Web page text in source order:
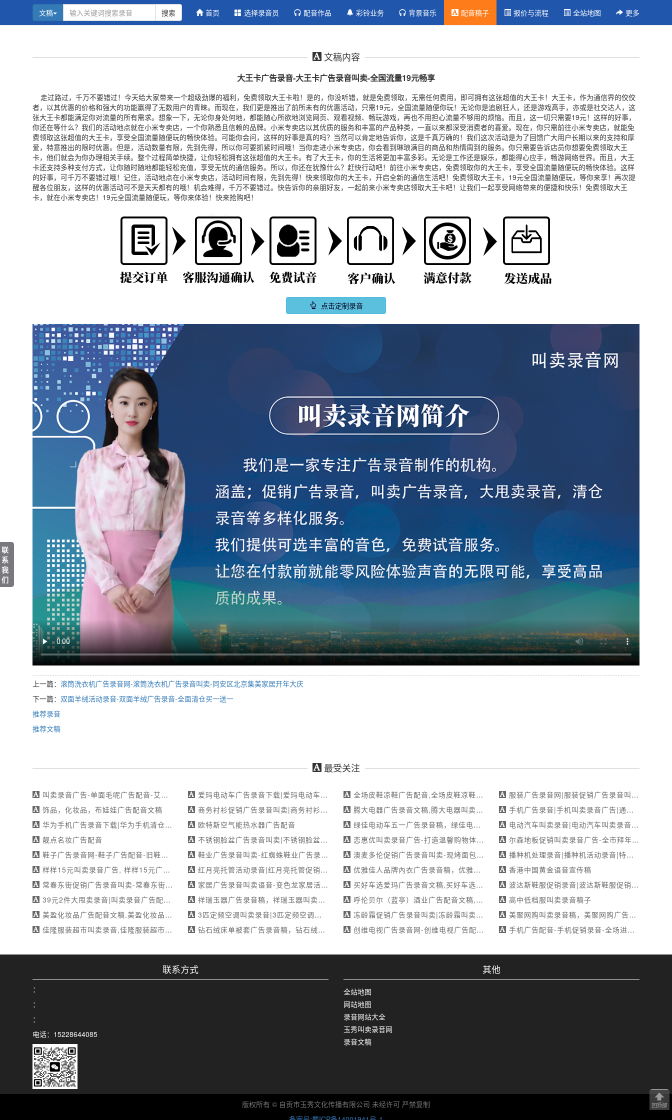
文稿 搜索 首页 选择录音员 配音作品 彩铃业务 背景音乐 配音稿子 报价与流程 全站地图 更多
文稿内容
大王卡广告录音-大王卡广告录音叫卖-全国流量19元畅享
走过路过，千万不要错过！今天给大家带来一个超级劲爆的福利，免费领取大王卡啦！是的，你没听错，就是免费领取，无需任何费用，即可拥有这张超值的大王卡！大王卡，作为通信界的佼佼
者，以其优惠的价格和强大的功能赢得了无数用户的青睐。而现在，我们更是推出了前所未有的优惠活动，只需19元，全国流量随便你玩！无论你是追剧狂人，还是游戏高手，亦或是社交达人，这
张大王卡都能满足你对流量的所有需求。想象一下，无论你身处何地，都能随心所欲地浏览网页、观看视频、畅玩游戏，再也不用担心流量不够用的烦恼。而且，这一切只需要19元！这样的好事，
你还在等什么？我们的活动地点就在小米专卖店，一个你熟悉且信赖的品牌。小米专卖店以其优质的服务和丰富的产品种类，一直以来都深受消费者的喜爱。现在，你只需前往小米专卖店，就能免
费领取这张超值的大王卡，享受全国流量随便玩的畅快体验。可能你会问，这样的好事是真的吗？当然可以肯定地告诉你，这是千真万确的！我们这次活动是为了回馈广大用户长期以来的支持和厚
爱，特意推出的限时优惠。但是，活动数量有限，先到先得，所以你可要抓紧时间哦！当你走进小米专卖店，你会看到琳琅满目的商品和热情周到的服务。你只需要告诉店员你想要免费领取大王
卡，他们就会为你办理相关手续。整个过程简单快捷，让你轻松拥有这张超值的大王卡。有了大王卡，你的生活将更加丰富多彩。无论是工作还是娱乐，都能得心应手，畅游网络世界。而且，大王
卡还支持多种支付方式，让你随时随地都能轻松充值，享受无忧的通信服务。所以，你还在犹豫什么？赶快行动吧！前往小米专卖店，免费领取你的大王卡，享受全国流量随便玩的畅快体验。这样
的好事，可千万不要错过哦！记住，活动地点在小米专卖店，活动时间有限，先到先得！快来领取你的大王卡，开启全新的通信生活吧！免费领取大王卡，19元全国流量随便玩，等你来享！再次提
醒各位朋友，这样的优惠活动可不是天天都有的哦！机会难得，千万不要错过。快告诉你的亲朋好友，一起前来小米专卖店领取大王卡吧！让我们一起享受网络带来的便捷和快乐！免费领取大王
卡，就在小米专卖店！19元全国流量随便玩，等你来体验！快来抢购吧！
点击定制录音
上一篇： 滚筒洗衣机广告录音网-滚筒洗衣机广告录音叫卖-同安区北京集美家居开年大庆
下一篇： 双面羊绒活动录音-双面羊绒广告录音-全面清仓买一送一
推荐录音
推荐文稿
最受关注
叫卖录音广告-单面毛呢广告配音-艾莱依百万大衣工厂直销-专注配音服务
饰品，化妆品，布娃娃广告配音文稿
华为手机广告录音下载|华为手机清仓录音|广信华为手机工厂店超值优惠-玉秀文化-真人试音
靓点名妆广告配音
鞋子广告录音网-鞋子广告配音-旧鞋当钱用，鸿程鞋店佳节大回馈！-专业承接各类广告录制作
样样15元叫卖录音广告, 样样15元广告录音叫卖, 真人免费试音, 工厂直销, 精品童装
常春东街促销广告录音叫卖-常春东街广告录音网-特惠房源回馈盛宴
39元2件大甩卖录音|叫卖录音广告配音-mp3下载
美盈化妆品广告配音文稿,美盈化妆品广告录音文稿,美盈化妆品叫卖录音文稿
佳隆服装超市叫卖录音,佳隆服装超市广告配音,佳隆服装超市广告录音
爱玛电动车广告录音下载|爱玛电动车促销叫卖录音广告|国庆特惠-真人录音下载
商务衬衫促销广告录音叫卖|商务衬衫广告录音叫卖|全城震撼价-mp3制作
欧特斯空气能热水器广告配音
不锈钢脸盆广告录音叫卖|不锈钢脸盆促销录音-专业配音团队
鞋业广告录音叫卖-红蜘蛛鞋业广告录音网-五一特惠震撼来袭-满足您的个性化需求
红月亮托管活动录音|红月亮托管促销叫卖录音广告|新学期特惠开启-专注配音服务
家居广告录音叫卖语音-变色龙家居活动录音-品牌升级清仓大促-专业承接各类广告录制作
祥瑞玉器广告录音稿，祥瑞玉器叫卖录音稿，祥瑞玉器广告配音稿
3匹定频空调叫卖录音|3匹定频空调活动录音|德胜家电超值优惠大促-mp3制作
钻石绒床单被套广告录音稿，钻石绒床单被套叫卖录音稿，钻石绒床单被套广告配音稿
全场皮鞋凉鞋广告配音,全场皮鞋凉鞋广告录音,全场皮鞋凉鞋叫卖录音
腾大电器广告录音文稿,腾大电器叫卖录音文稿,腾大电器广告配音文稿
绿佳电动车五一广告录音稿，绿佳电动车五一叫卖录音稿，绿佳电动车五一广告配音稿
恋惠优叫卖录音广告-打造温馨购物体验，恋惠优广告配音传递温情
澳麦多伦促销广告录音叫卖-现烤面包新鲜出炉，尽享美味每一天！
优雅佳人品牌內衣广告录音稿，优雅佳人品牌內衣叫卖录音稿，优雅佳人品牌內衣广告配音稿
买好车选爱玛广告录音文稿,买好车选爱玛叫卖录音文稿,买好车选爱玛广告配音文稿
呼伦贝尔（蓝亭）酒业广告配音文稿,呼伦贝尔（蓝亭）酒业广告录音文稿,呼伦贝尔（蓝亭）酒业叫卖录音文稿
冻龄霜促销广告录音叫卖|冻龄霜叫卖录音|全国连锁婷美小屋化妆品店盛大开业-免费试音
创维电视广告录音网-创维电视广告配音-朱田精英家电特惠来袭-录音棚制作
服装广告录音网|服装促销广告录音叫卖|寇店世纪隆购物广场换季清仓大放送-录音下载
手机广告录音|手机叫卖录音广告|通达手机城4G时代特惠来袭-满足您的个性化需求
电动汽车叫卖录音|电动汽车叫卖录音网特惠活动详情-mp3制作
尔森地板促销叫卖录音广告-全市拜年祝福与尔森地板特惠同享
播种机处理录音|播种机活动录音|特惠补贴购机指南-mp3下载
香港中国黄金语音宣传稿
波达斯鞋服促销录音|波达斯鞋服促销广告录音叫卖|全场清仓震撼狂降-免费试音
高中低档服叫卖录音稿子
美聚网购叫卖录音稿，美聚网购广告录音稿，美聚网购广告配音稿
手机广告配音-手机促销录音-全场进价销售，分期零首付零利息，惊喜连连-满足不同需求
联系方式
：
：
：
电话：15228644085
其他
全站地图
网站地图
录音网站大全
玉秀叫卖录音网
录音文稿
联
系
我
们
版权所有 © 自贡市玉秀文化传播有限公司 未经许可 严禁复制